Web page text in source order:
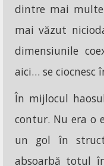
dintre mai
mai văzut
dimensiunile
aici… se ciocnesc
În mijlocul
contur. Nu era o
un gol în
absoarbă totul